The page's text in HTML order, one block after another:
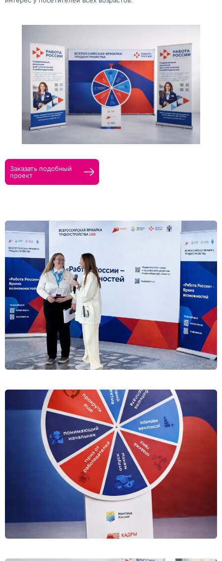
Заказать подобный
проект
обработку персональных данных и согласие с политикой
конфиденциальности
Нажимая на кнопку, я даю согласие на получение
информационных и рекламных рассылок
Оставить
заявку